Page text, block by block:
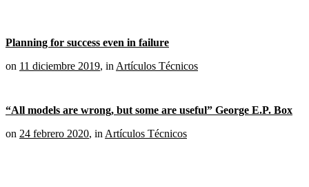
Planning for success even in failure
on 11 diciembre 2019, inArtículos Técnicos
“All models are wrong, but some are useful” George E.P. Box
on 24 febrero 2020, inArtículos Técnicos